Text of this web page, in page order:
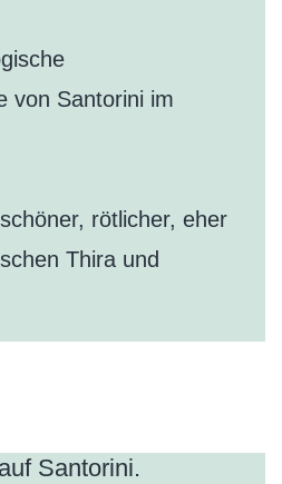
von Santorini im
rötlicher, eher
Thira und
Santorini.